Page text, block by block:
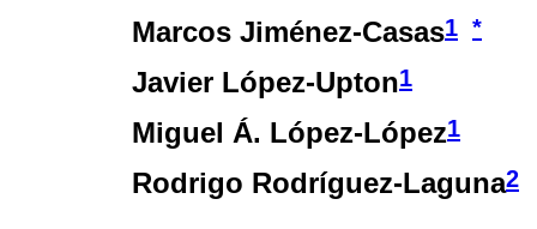
Marcos Jiménez-Casas1 *
Javier López-Upton1
Miguel Á. López-López1
Rodrigo Rodríguez-Laguna2